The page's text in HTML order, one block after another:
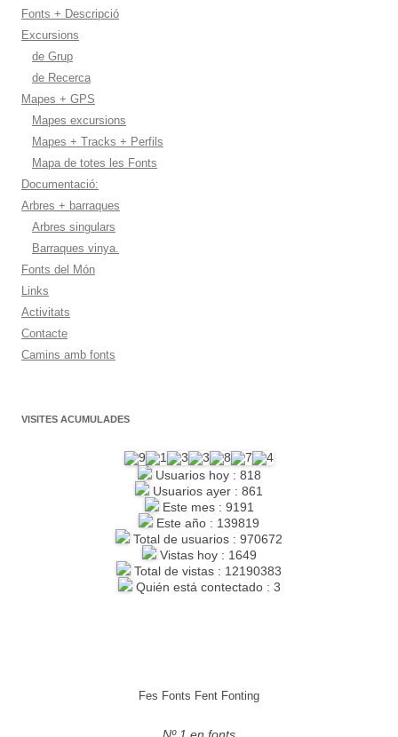
Fonts + Descripció
Excursions
de Grup
de Recerca
Mapes + GPS
Mapes excursions
Mapes + Tracks + Perfils
Mapa de totes les Fonts
Documentació:
Arbres + barraques
Arbres singulars
Barraques vinya.
Fonts del Món
Links
Activitats
Contacte
Camins amb fonts
VISITES ACUMULADES
Usuarios hoy : 818
Usuarios ayer : 861
Este mes : 9191
Este año : 139819
Total de usuarios : 970672
Vistas hoy : 1649
Total de vistas : 12190383
Quién está contectado : 3
Fes Fonts Fent Fonting